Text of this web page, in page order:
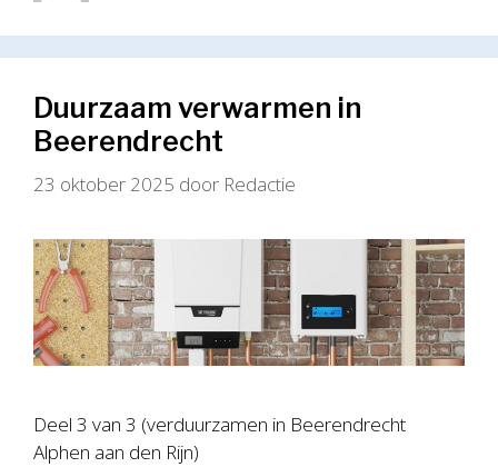
Duurzaam verwarmen in
Beerendrecht
23 oktober 2025 door Redactie
Deel 3 van 3 (verduurzamen in Beerendrecht
Alphen aan den Rijn)